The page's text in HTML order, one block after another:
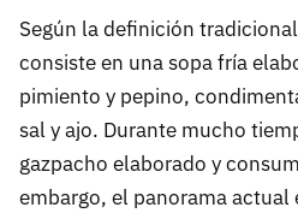
Según la definición
consiste en una sopa fría
pimiento y pepino,
sal y ajo. Durante mucho
gazpacho elaborado y
embargo, el panorama actual